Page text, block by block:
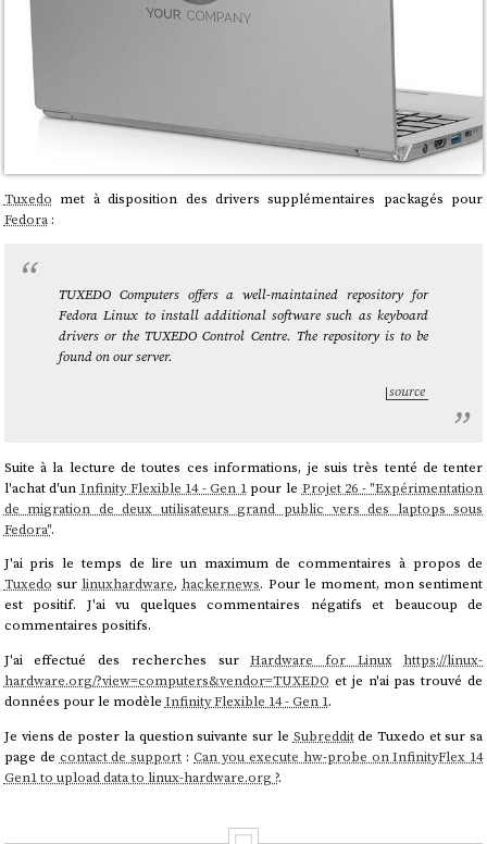
Tuxedo met à disposition des drivers supplémentaires packagés pour
Fedora:
TUXEDO Computers offers a well-maintained repository for
Fedora Linux to install additional software such as keyboard
drivers or the TUXEDO Control Centre. The repository is to be
found on our server.
source
Suite à la lecture de toutes ces informations, je suis très tenté de tenter
l'achat d'un Infinity Flexible 14 - Gen 1pour le Projet 26 - "Expérimentation
de migration de deux utilisateurs grand public vers des laptops sous
Fedora".
J'ai pris le temps de lire un maximum de commentaires à propos de
Tuxedo sur linuxhardware, hackernews. Pour le moment, mon sentiment
est positif. J'ai vu quelques commentaires négatifs et beaucoup de
commentaires positifs.
J'ai effectué des recherches surHardware for Linux
https://linux-
hardware.org/?view=computers&vendor=TUXEDO et je n'ai pas trouvé de
données pour le modèle Infinity Flexible 14 - Gen 1.
Je viens de poster la question suivante sur le Subredditde Tuxedo et sur sa
page de contact de support :Can you execute hw-probe on InfinityFlex 14
Gen1 to upload data to linux-hardware.org ?.